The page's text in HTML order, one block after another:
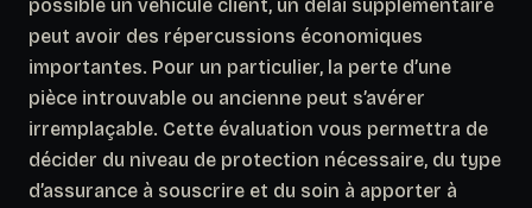
possible un véhicule client, un délai supplémentaire
peut avoir des répercussions économiques
importantes. Pour un particulier, la perte d’une
pièce introuvable ou ancienne peut s’avérer
irremplaçable. Cette évaluation vous permettra de
décider du niveau de protection nécessaire, du type
d’assurance à souscrire et du soin à apporter à